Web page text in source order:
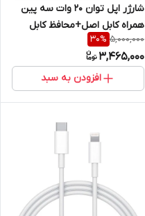
شارژر اپل توان 20 وات سه پین
همراه کابل اصل+محافظ کابل
هدیه
5,000,000
30%
3,465,000
افزودن به سبد